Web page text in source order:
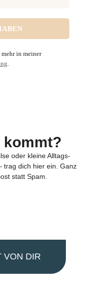
mehr in meiner
kommt?
oder kleine Alltags-
trag dich hier ein. Ganz
statt Spam.
VON DIR